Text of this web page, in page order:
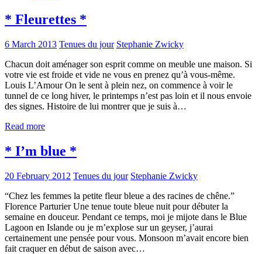
* Fleurettes *
6 March 2013 Tenues du jour Stephanie Zwicky
Chacun doit aménager son esprit comme on meuble une maison. Si
votre vie est froide et vide ne vous en prenez qu’à vous-même.
Louis L’Amour On le sent à plein nez, on commence à voir le
tunnel de ce long hiver, le printemps n’est pas loin et il nous envoie
des signes. Histoire de lui montrer que je suis à…
Read more
* I’m blue *
20 February 2012 Tenues du jour Stephanie Zwicky
“Chez les femmes la petite fleur bleue a des racines de chêne.”
Florence Parturier Une tenue toute bleue nuit pour débuter la
semaine en douceur. Pendant ce temps, moi je mijote dans le Blue
Lagoon en Islande ou je m’explose sur un geyser, j’aurai
certainement une pensée pour vous. Monsoon m’avait encore bien
fait craquer en début de saison avec…